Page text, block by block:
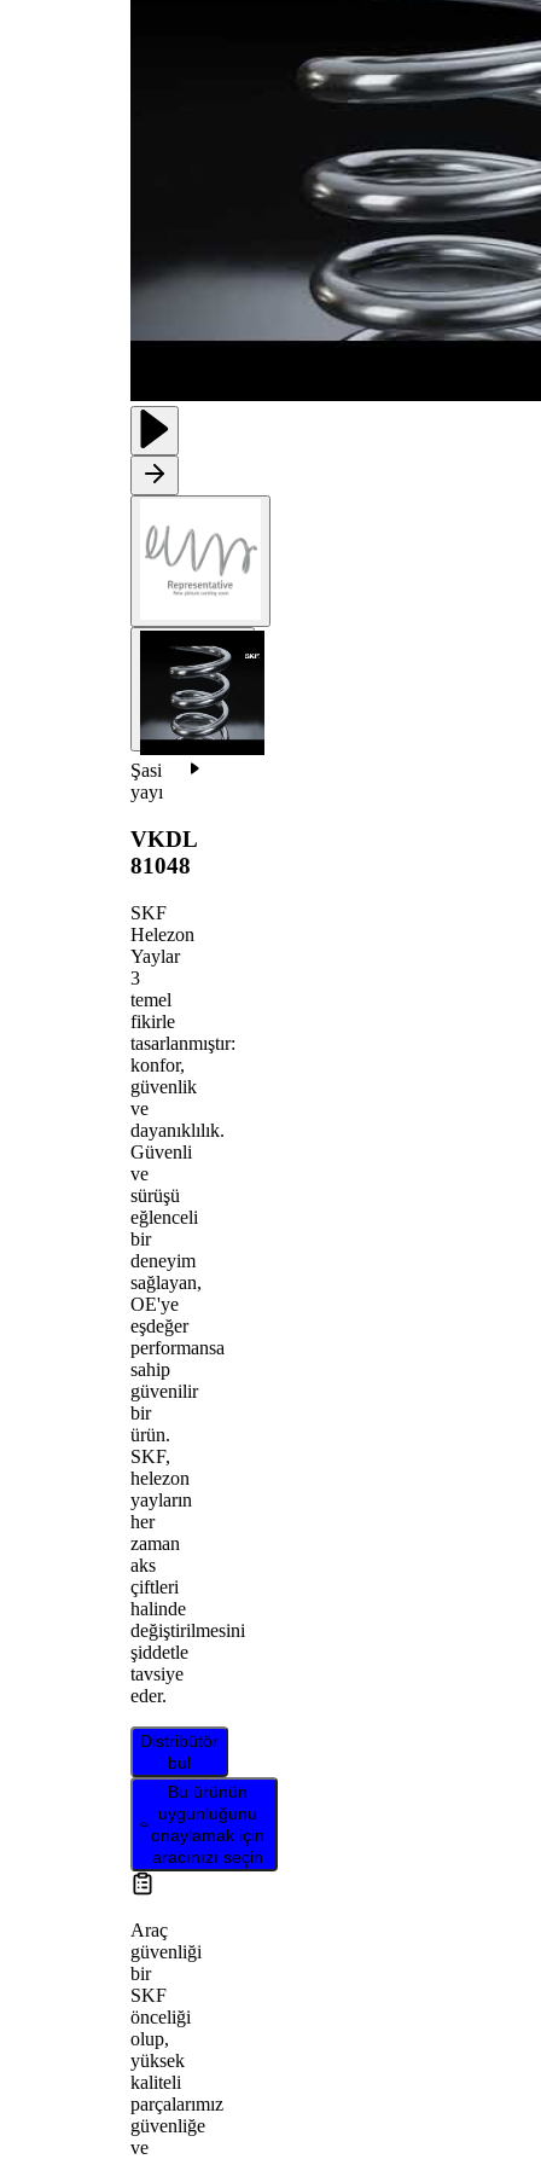
Şasi
yayı
VKDL
81048
SKF
Helezon
Yaylar
3
temel
fikirle
tasarlanmıştır:
konfor,
güvenlik
ve
dayanıklılık.
Güvenli
ve
sürüşü
eğlenceli
bir
deneyim
sağlayan,
OE'ye
eşdeğer
performansa
sahip
güvenilir
bir
ürün.
SKF,
helezon
yayların
her
zaman
aks
çiftleri
halinde
değiştirilmesini
şiddetle
tavsiye
eder.
Distribütör
bul
Bu ürünün
uygunluğunu
onaylamak için
aracınızı seçin
Araç
güvenliği
bir
SKF
önceliği
olup,
yüksek
kaliteli
parçalarımız
güvenliğe
ve